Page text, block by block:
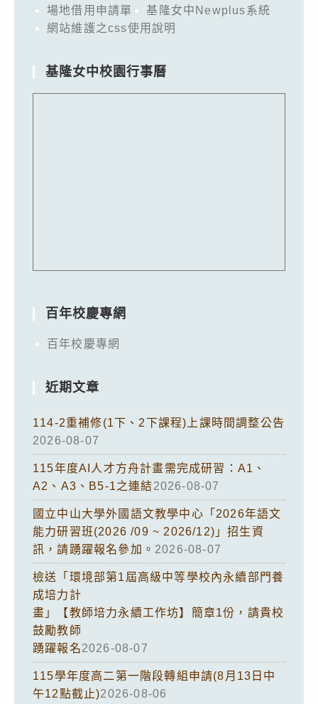
場地借用申請單
基隆女中Newplus系統
網站維護之css使用說明
基隆女中校園行事曆
百年校慶專網
百年校慶專網
近期文章
114-2重補修(1下、2下課程)上課時間調整公告
2026-08-07
115年度AI人才方舟計畫需完成研習：A1、
A2、A3、B5-1之連結2026-08-07
國立中山大學外國語文教學中心「2026年語文
能力研習班(2026 /09 ~ 2026/12)」招生資
訊，請踴躍報名參加。 2026-08-07
檢送「環境部第1屆高級中等學校內永續部門養
成培力計
畫」【教師培力永續工作坊】簡章1份，請貴校
鼓勵教師
踴躍報名2026-08-07
115學年度高二第一階段轉組申請(8月13日中
午12點截止)2026-08-06